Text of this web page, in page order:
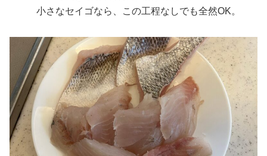
小さなセイゴなら、この工程なしでも全然OK。